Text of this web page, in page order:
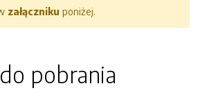
załączniku poniżej.
pobrania